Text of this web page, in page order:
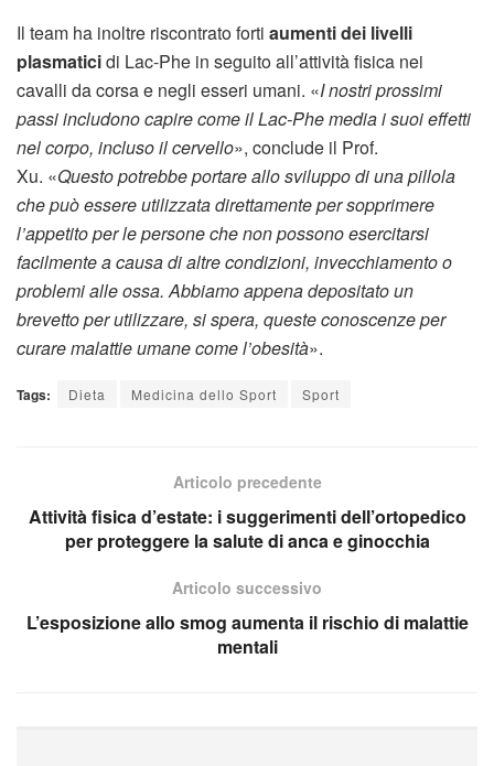
Il team ha inoltre riscontrato forti aumenti dei livelli
plasmaticidi Lac-Phe in seguito all’attività fisica nei
cavalli da corsa e negli esseri umani. «I nostri prossimi
passi includono capire come il Lac-Phe media i suoi effetti
nel corpo, incluso il cervello», conclude il Prof.
Xu. «Questo potrebbe portare allo sviluppo di una pillola
che può essere utilizzata direttamente per sopprimere
l’appetito per le persone che non possono esercitarsi
facilmente a causa di altre condizioni, invecchiamento o
problemi alle ossa. Abbiamo appena depositato un
brevetto per utilizzare, si spera, queste conoscenze per
curare malattie umane come l’obesità».
Tags: Dieta Medicina dello Sport Sport
Articolo precedente
Attività fisica d’estate: i suggerimenti dell’ortopedico
per proteggere la salute di anca e ginocchia
Articolo successivo
L’esposizione allo smog aumenta il rischio di malattie
mentali